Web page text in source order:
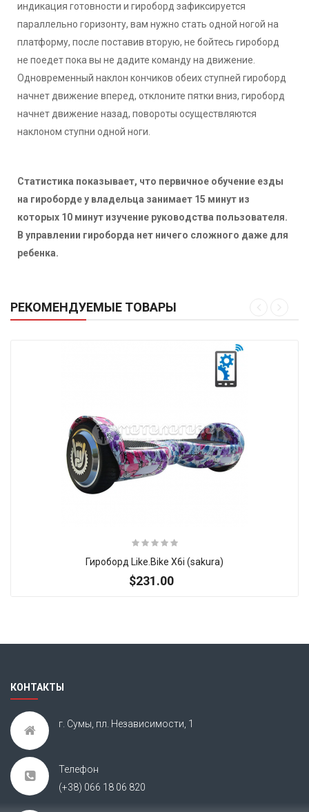
индикация готовности и гироборд зафиксируется
параллельно горизонту, вам нужно стать одной ногой на
платформу, после поставив вторую, не бойтесь гироборд
не поедет пока вы не дадите команду на движение.
Одновременный наклон кончиков обеих ступней гироборд
начнет движение вперед, отклоните пятки вниз, гироборд
начнет движение назад, повороты осуществляются
наклоном ступни одной ноги.
Статистика показывает, что первичное обучение езды
на гироборде у владельца занимает 15 минут из
которых 10 минут изучение руководства пользователя.
В управлении гироборда нет ничего сложного даже для
ребенка.
РЕКОМЕНДУЕМЫЕ ТОВАРЫ
Гироборд Like.Bike X6i (sakura)
$231.00
КОНТАКТЫ
г. Сумы, пл. Независимости, 1
Телефон
(+38) 066 18 06 820